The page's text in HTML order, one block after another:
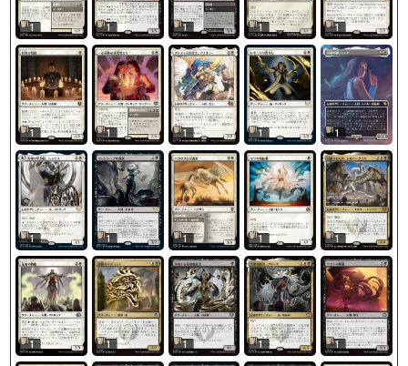
1 1 1 1 1
1 1 1 1 1
1 1 1 1 1
1 1 1 1 1